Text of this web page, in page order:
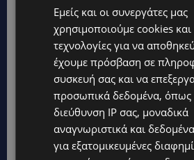
Hot this week
STORIES
ΓΕΝΕΘΛΙΟΣ ΗΜΕΡΑ: Η ηλικία
Οι άνθρωποι και οι στιγμές
ιστορία
STORIES
Εμείς και οι συνεργάτες μας
χρησιμοποιούμε cookies
τεχνολογίες για να
έχουμε πρόσβαση σε
συσκευή σας και να
προσωπικά δεδομένα, όπως
διεύθυνση IP σας, μοναδικά
αναγνωριστικά και
για εξατομικευμένες